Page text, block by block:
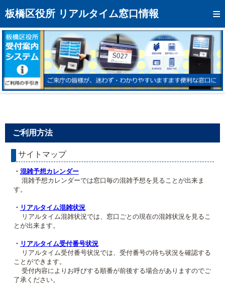
板橋区役所 リアルタイム窓口情報
トップページへ
混雑予想カレンダー
リアルタイム混雑状況
リアルタイム受付番号状況
メール通知登録
モバイルサイト
アクセス
区役所フロアマップ
ご利用方法
サイトマップ
・ 混雑予想カレンダー
混雑予想カレンダーでは窓口毎の混雑予想を見ることが出来ま
す。
・ リアルタイム混雑状況
リアルタイム混雑状況では、窓口ごとの現在の混雑状況を見るこ
とが出来ます。
・ リアルタイム受付番号状況
リアルタイム受付番号状況では、受付番号の待ち状況を確認する
ことができます。
受付内容によりお呼びする順番が前後する場合がありますのでご
了承ください。